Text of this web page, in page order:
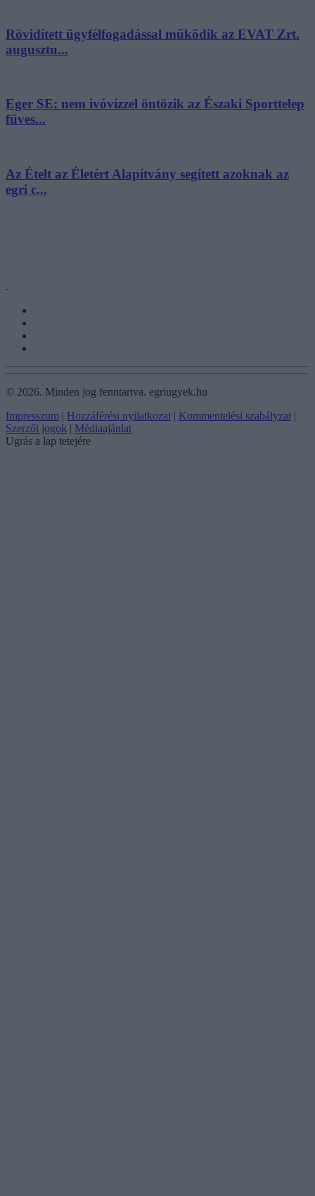
Rövidített ügyfélfogadással működik az EVAT Zrt.
augusztu...
Eger SE: nem ivóvízzel öntözik az Északi Sporttelep
füves...
Az Ételt az Életért Alapítvány segített azoknak az
egri c...
.
© 2026. Minden jog fenntartva. egriugyek.hu
Impresszum | Hozzáférési nyilatkozat | Kommentelési szabályzat |
Szerzői jogok | Médiaajánlat
Ugrás a lap tetejére